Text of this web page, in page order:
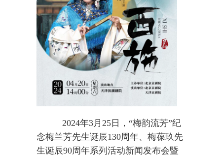
2024年3月25日，“梅韵流芳”纪
念梅兰芳先生诞辰130周年、梅葆玖先
生诞辰90周年系列活动新闻发布会暨